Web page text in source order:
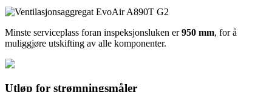
Minste serviceplass foran inspeksjonsluken er950 mm, for å
muliggjøre utskifting av alle komponenter.
Utløp for strømningsmåler